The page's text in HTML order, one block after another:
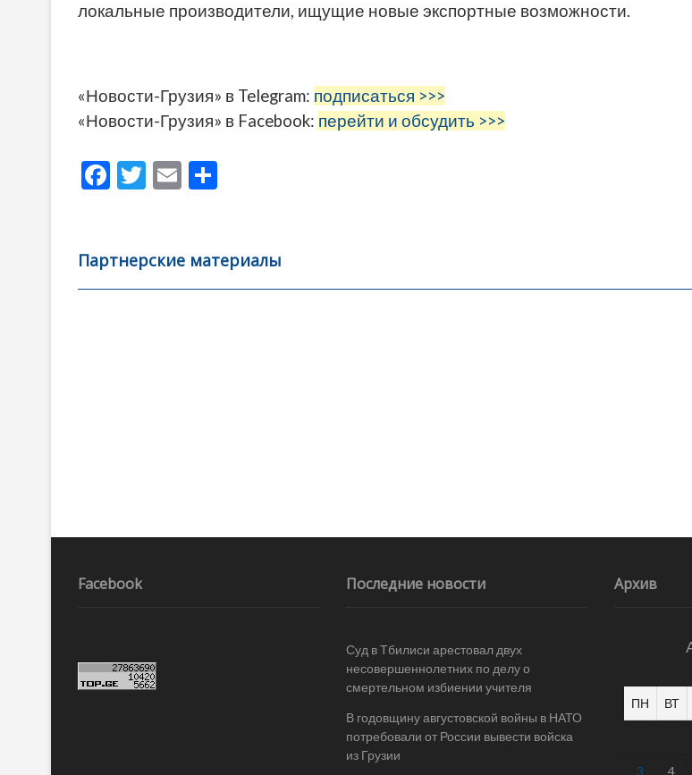
локальные производители, ищущие новые экспортные возможности.
«Новости-Грузия» в Telegram: подписаться >>>
«Новости-Грузия» в Facebook: перейти и обсудить >>>
F
b
o
T
er
E
l
а
в
Партнерские материалы
Facebook Последние новости
Суд в Тбилиси арестовал двух
несовершеннолетних по делу о
смертельном избиении учителя
В годовщину августовской войны в НАТО
потребовали от России вывести войска
из Грузии
Архив
ПН ВТ
3 4